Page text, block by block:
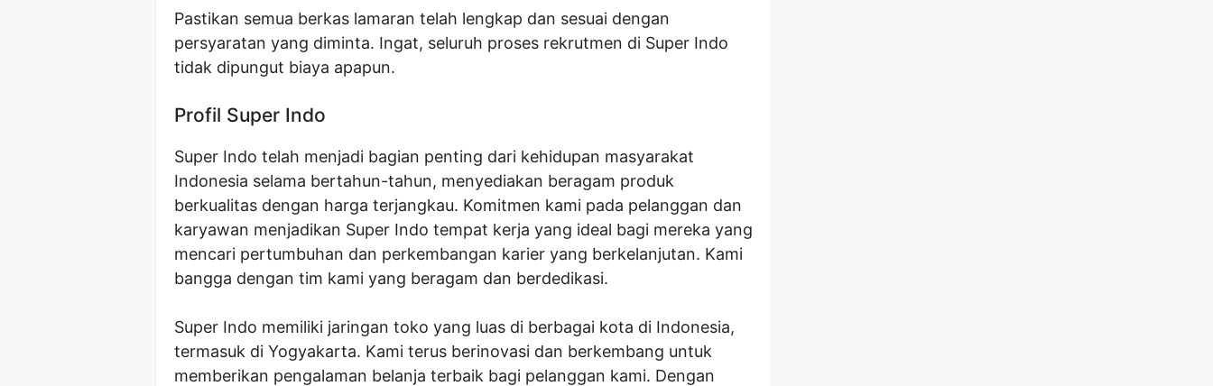
Pastikan semua berkas lamaran telah lengkap dan sesuai dengan
persyaratan yang diminta. Ingat, seluruh proses rekrutmen di Super Indo
tidak dipungut biaya apapun.
Profil Super Indo
Super Indo telah menjadi bagian penting dari kehidupan masyarakat
Indonesia selama bertahun-tahun, menyediakan beragam produk
berkualitas dengan harga terjangkau. Komitmen kami pada pelanggan dan
karyawan menjadikan Super Indo tempat kerja yang ideal bagi mereka yang
mencari pertumbuhan dan perkembangan karier yang berkelanjutan. Kami
bangga dengan tim kami yang beragam dan berdedikasi.
Super Indo memiliki jaringan toko yang luas di berbagai kota di Indonesia,
termasuk di Yogyakarta. Kami terus berinovasi dan berkembang untuk
memberikan pengalaman belanja terbaik bagi pelanggan kami. Dengan